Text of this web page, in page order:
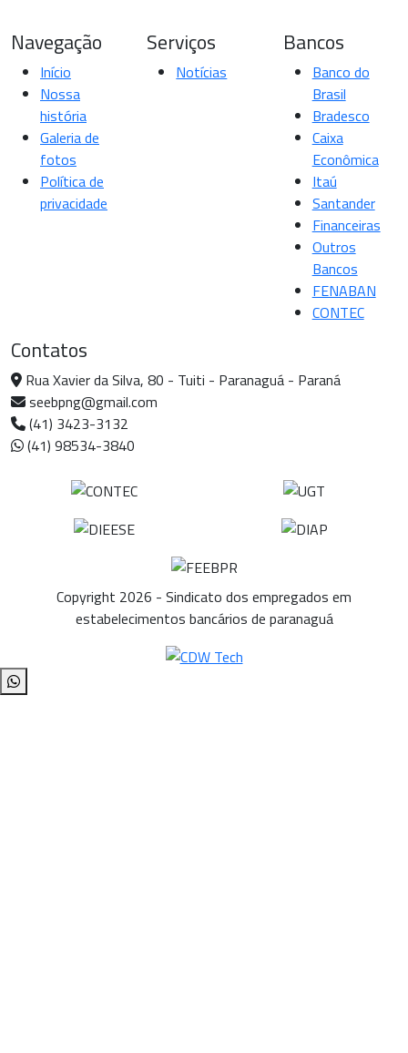
Navegação
Início
Nossa
história
Galeria de
fotos
Política de
privacidade
Serviços
Notícias
Bancos
Banco do
Brasil
Bradesco
Caixa
Econômica
Itaú
Santander
Financeiras
Outros
Bancos
FENABAN
CONTEC
Contatos
Rua Xavier da Silva, 80 - Tuiti - Paranaguá - Paraná
seebpng@gmail.com
(41) 3423-3132
(41) 98534-3840
Copyright 2026 - Sindicato dos empregados em
estabelecimentos bancários de paranaguá